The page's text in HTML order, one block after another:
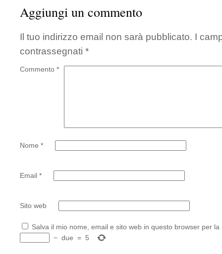
Aggiungi un commento
Il tuo indirizzo email non sarà pubblicato. I
contrassegnati *
Commento *
Nome *
Email *
Sito web
Salva il mio nome, email e sito web in questo browser per
− due = 5